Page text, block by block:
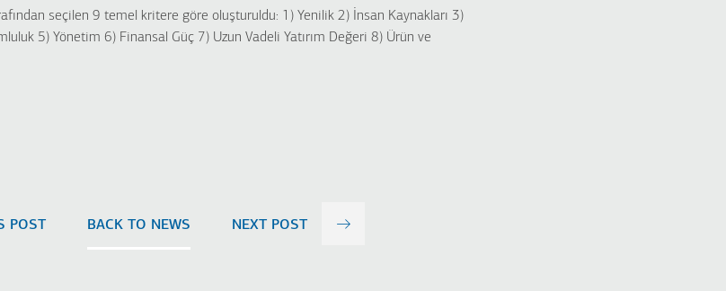
seçilen 9 temel kritere göre oluşturuldu: 1) Yenilik 2) İnsan Kaynakları 3)
5) Yönetim 6) Finansal Güç 7) Uzun Vadeli Yatırım Değeri 8) Ürün ve
POST BACK TO NEWS NEXT POST